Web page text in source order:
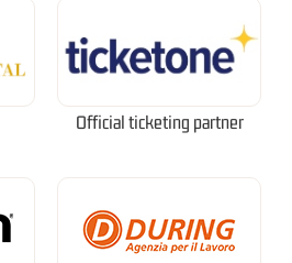
Official ticketing partner